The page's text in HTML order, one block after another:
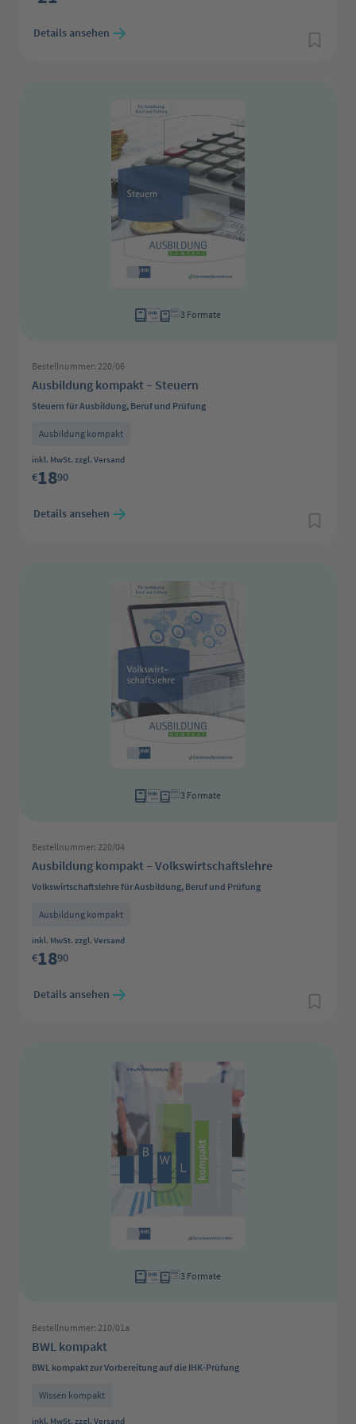
Details ansehen
3 Formate
Bestellnummer: 220/06
Ausbildung kompakt – Steuern
Steuern für Ausbildung, Beruf und Prüfung
Ausbildung kompakt
Regulärer Preis:
inkl. MwSt. zzgl. Versand
€1890
Details ansehen
3 Formate
Bestellnummer: 220/04
Ausbildung kompakt – Volkswirtschaftslehre
Volkswirtschaftslehre für Ausbildung, Beruf und Prüfung
Ausbildung kompakt
Regulärer Preis:
inkl. MwSt. zzgl. Versand
€1890
Details ansehen
3 Formate
Bestellnummer: 210/01a
BWL kompakt
BWL kompakt zur Vorbereitung auf die IHK-Prüfung
Wissen kompakt
inkl. MwSt. zzgl. Versand